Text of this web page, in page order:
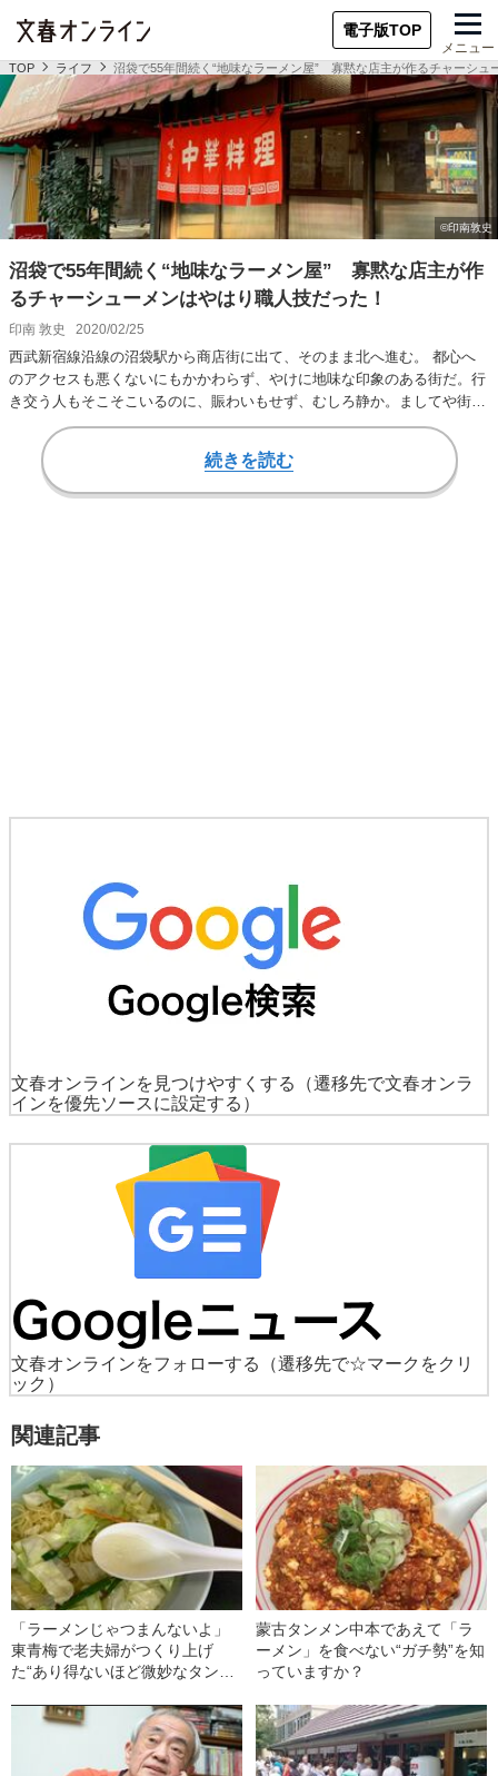
電子版TOP
メニュー
TOP ライフ 沼袋で55年間続く“地味なラーメン屋” 寡黙な店主が作るチャーシュ
沼袋で55年間続く“地味なラーメン屋” 寡黙な店主が作
るチャーシューメンはやはり職人技だった！
印南 敦史 2020/02/25
西武新宿線沿線の沼袋駅から商店街に出て、そのまま北へ進む。 都心へ
のアクセスも悪くないにもかかわらず、やけに地味な印象のある街だ。行
き交う人もそこそこいるのに、賑わいもせず、むしろ静か。ましてや街を
象徴するランドマ…
続きを読む
文春オンラインを見つけやすくする
（遷移先で文春オンラ
インを優先ソースに設定する）
文春オンラインをフォローする
（遷移先で☆マークをクリ
ック）
関連記事
「ラーメンじゃつまんないよ」
東青梅で老夫婦がつくり上げ
た“あり得ないほど微妙なタンメ
蒙古タンメン中本であえて「ラ
ーメン」を食べない“ガチ勢”を知
っていますか？